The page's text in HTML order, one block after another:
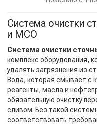
Система очистки
и МСО
Система очистки
комплекс оборудования,
удалять загрязнения из
Вода, которая смывает с
реагенты, масла и
обязательную очистку
сливом. Без такой
соответствовать